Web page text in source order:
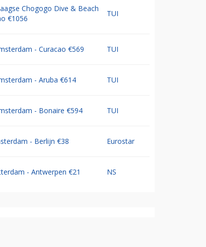
Chogogo Dive & Beach
€1056
TUI
- Curacao €569 TUI
- Aruba €614 TUI
- Bonaire €594 TUI
- Berlijn €38 Eurostar
- Antwerpen €21 NS